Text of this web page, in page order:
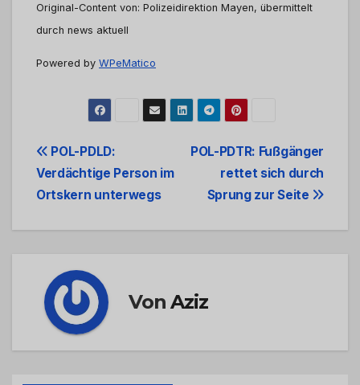
Original-Content von: Polizeidirektion Mayen, übermittelt
durch news aktuell
Powered by WPeMatico
Beitrags-
Navigation
POL-PDTR: Fußgänger
rettet sich durch
Sprung zur Seite
POL-PDLD:
Verdächtige Person im
Ortskern unterwegs
VonAziz